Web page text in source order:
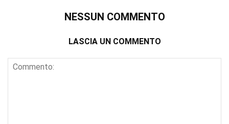
NESSUN COMMENTO
LASCIA UN COMMENTO